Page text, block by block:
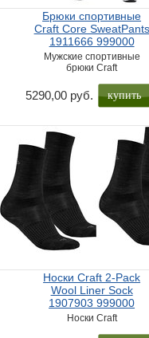
Брюки спортивные
Craft Core SweatPants
1911666 999000
Мужские спортивные
брюки Craft
5290,00 руб. купить
Носки Craft 2-Pack
Wool Liner Sock
1907903 999000
Носки Craft